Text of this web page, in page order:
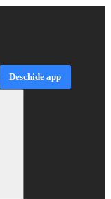
Deschide app